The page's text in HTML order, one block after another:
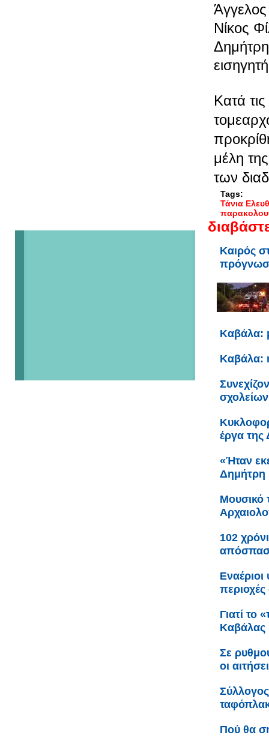
Νίκος
Κατά
μέλη
των
Tags:
Τάνια
Καιρός
Καβάλα:
Καβάλα:
έργα
«Ήταν
Δημήτρη
Μουσικό
102
περιοχές
Γιατί το
Καβάλας
Σε
οι
Πού θα